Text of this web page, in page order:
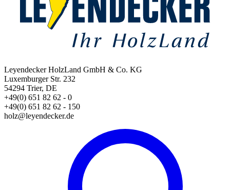
Leyendecker HolzLand GmbH & Co. KG
Luxemburger Str. 232
54294 Trier, DE
+49(0) 651 82 62 - 0
+49(0) 651 82 62 - 150
holz@leyendecker.de